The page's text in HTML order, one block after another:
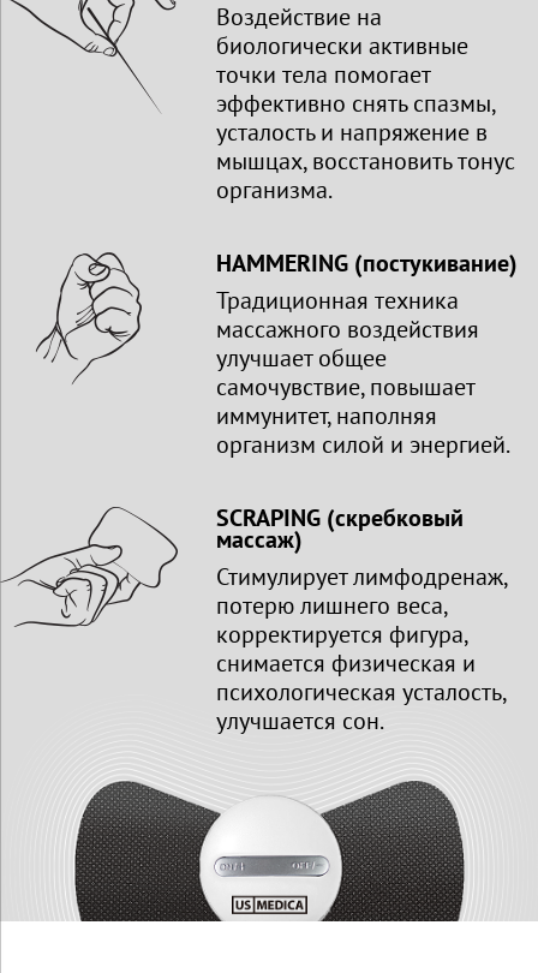
Воздействие на
биологически активные
точки тела помогает
эффективно снять спазмы,
усталость и напряжение в
мышцах, восстановить тонус
организма.
HAMMERING (постукивание)
Традиционная техника
массажного воздействия
улучшает общее
самочувствие, повышает
иммунитет, наполняя
организм силой и энергией.
SCRAPING (скребковый
массаж)
Стимулирует лимфодренаж,
потерю лишнего веса,
корректируется фигура,
снимается физическая и
психологическая усталость,
улучшается сон.